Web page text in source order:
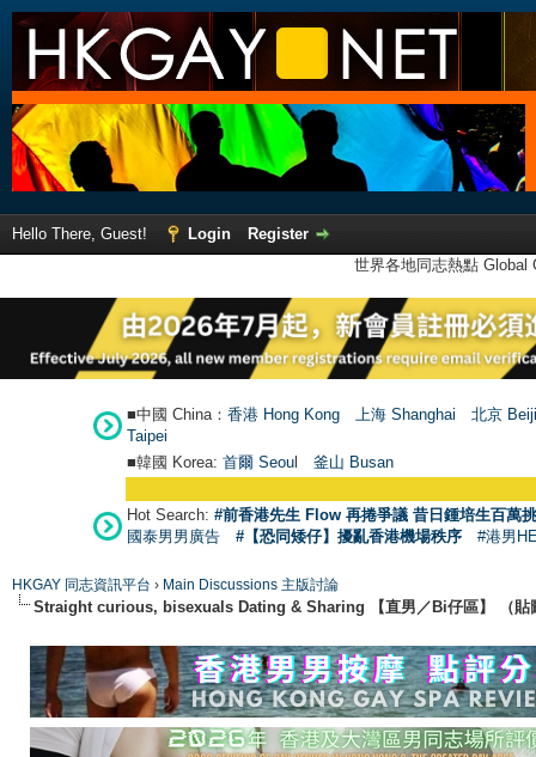
Hello There, Guest! Login
Register
世界各地同志熱點
■中國 China： 香港 Hong Kong 上海 Shanghai
北京
Taipei
■韓國 Korea: 首爾 Seoul 釜山 Busan
Hot Search: #前香港先生 Flow 再捲爭議 昔日鍾培生百萬
國泰男男廣告
#【恐同矮仔】擾亂香港機場秩序 #港男
HKGAY 同志資訊平台 › Main Discussions 主版討論
Straight curious, bisexuals Dating & Sharing 【直男／Bi仔區】 （貼